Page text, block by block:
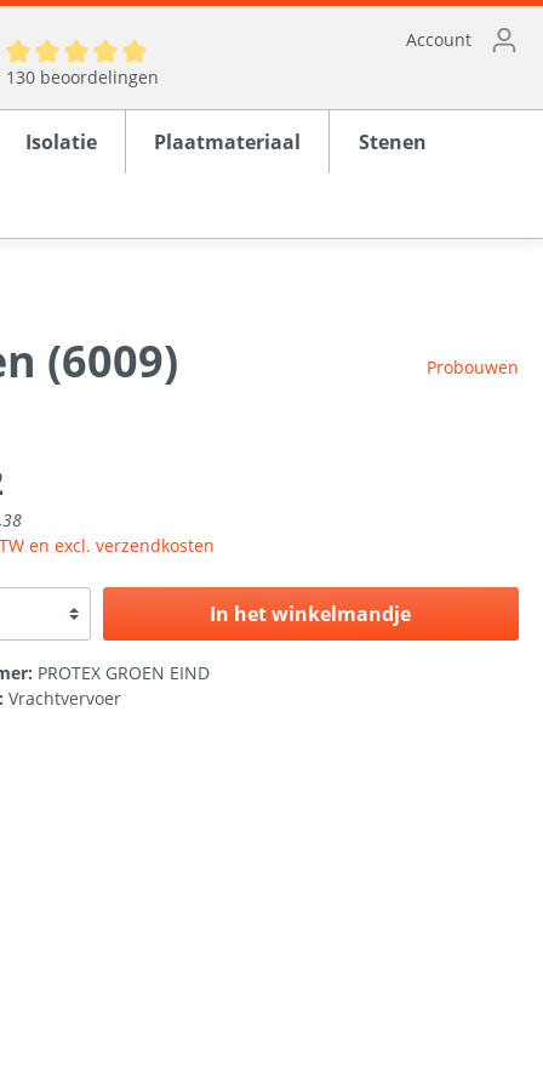
130 beoordelingen
Account
Isolatie Plaatmateriaal Stenen
(6009) Probouwen
en excl. verzendkosten
In het winkelmandje
PROTEX GROEN EIND
Vrachtvervoer